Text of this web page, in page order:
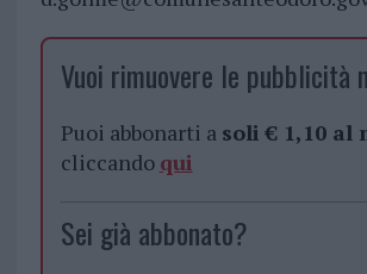
Vuoi rimuovere le pubblicità
Puoi abbonarti a soli € 1,10 al
cliccando qui
Sei già abbonato?